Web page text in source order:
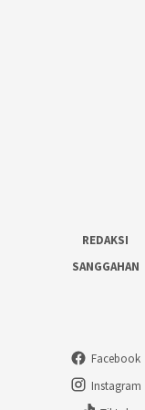
REDAKSI
SANGGAHAN
Facebook
Instagram